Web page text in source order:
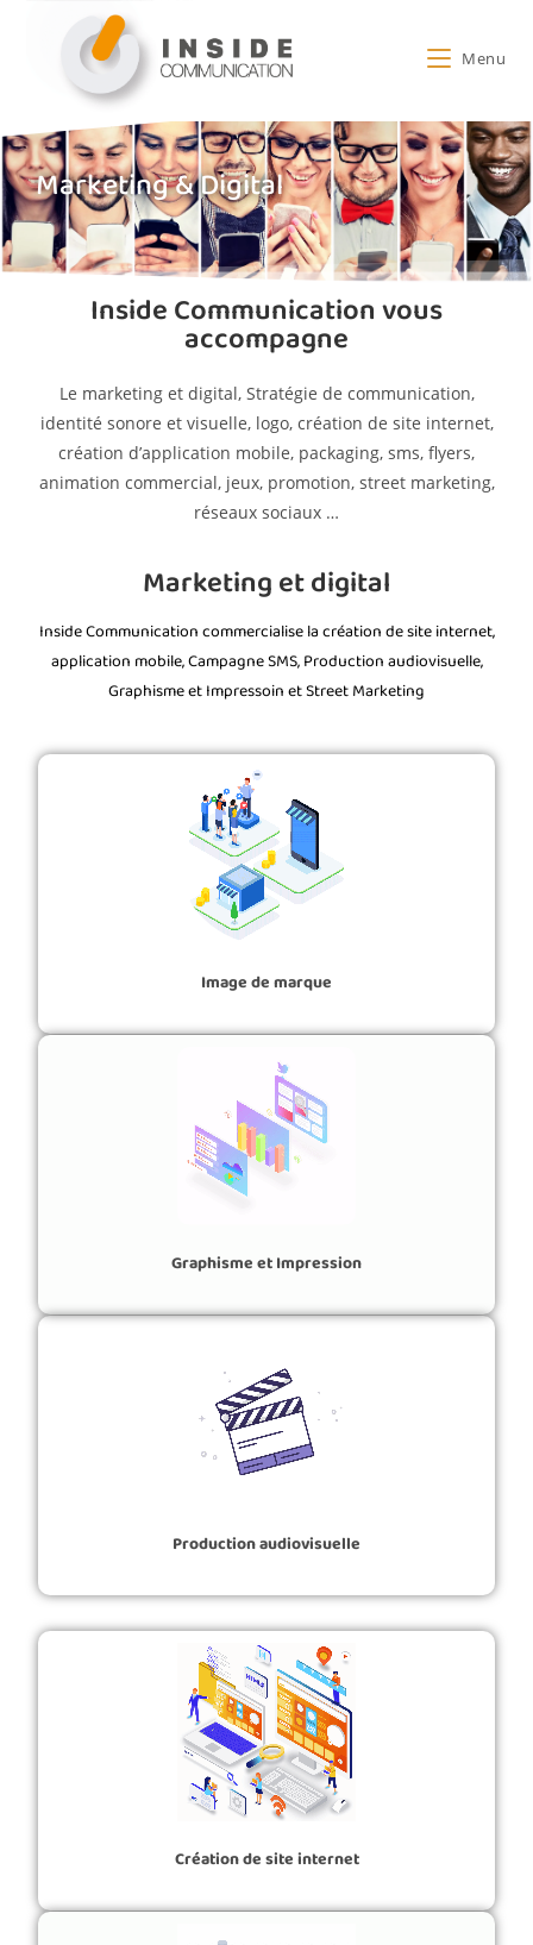
Menu
Marketing & Digital
Inside Communication vous
accompagne
Le marketing et digital, Stratégie de communication,
identité sonore et visuelle, logo, création de site internet,
création d’application mobile, packaging, sms, flyers,
animation commercial, jeux, promotion, street marketing,
réseaux sociaux …
Marketing et digital
Inside Communication commercialise la création de site internet,
application mobile, Campagne SMS, Production audiovisuelle,
Graphisme et Impressoin et Street Marketing
Image de marque
Graphisme et Impression
Production audiovisuelle
Création de site internet